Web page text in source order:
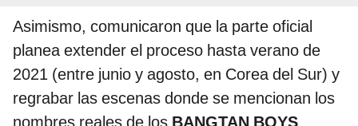
Asimismo, comunicaron que la parte oficial
planea extender el proceso hasta verano de
2021 (entre junio y agosto, en Corea del Sur) y
regrabar las escenas donde se mencionan los